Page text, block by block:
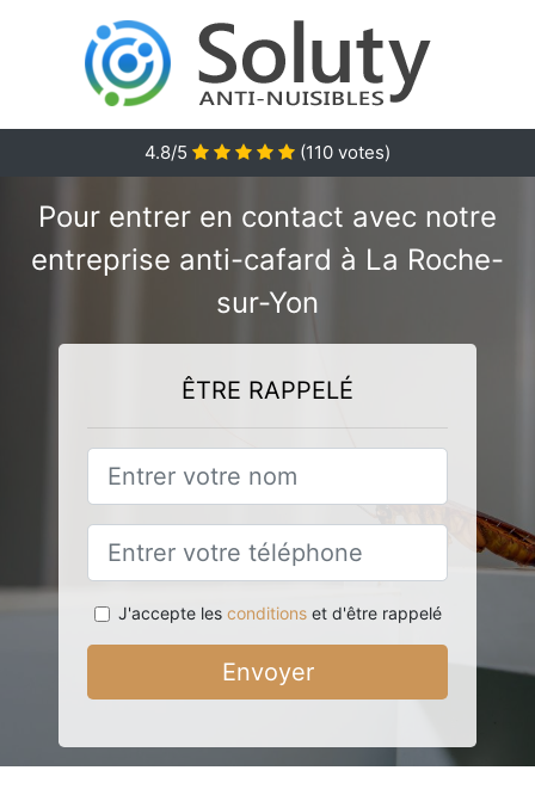
4.8/5 (110 votes)
Pour entrer en contact avec notre
entreprise anti-cafard à La Roche-
sur-Yon
ÊTRE RAPPELÉ
J'accepte les conditionset d'être rappelé
Envoyer